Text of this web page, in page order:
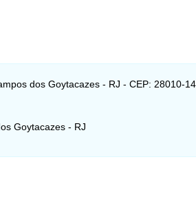
dos Goytacazes - RJ - CEP: 28010-
Goytacazes - RJ